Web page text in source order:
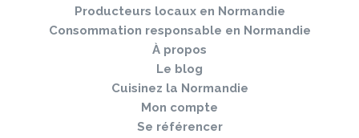
Producteurs locaux en Normandie
Consommation responsable en Normandie
À propos
Le blog
Cuisinez la Normandie
Mon compte
Se référencer